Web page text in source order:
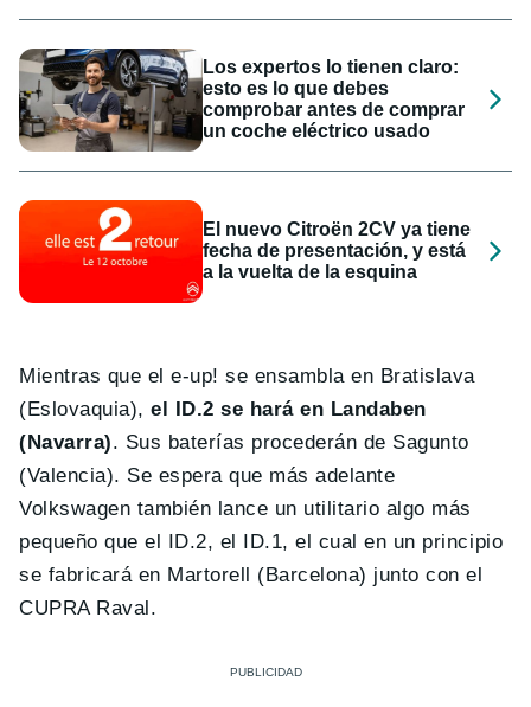
Los expertos lo tienen claro:
esto es lo que debes
comprobar antes de comprar
un coche eléctrico usado
El nuevo Citroën 2CV ya tiene
fecha de presentación, y está
a la vuelta de la esquina
Mientras que el e-up! se ensambla en Bratislava
(Eslovaquia),el ID.2 se hará en Landaben
(Navarra). Sus baterías procederán de Sagunto
(Valencia). Se espera que más adelante
Volkswagen también lance un utilitario algo más
pequeño que el ID.2, el ID.1, el cual en un principio
se fabricará en Martorell (Barcelona) junto con el
CUPRA Raval.